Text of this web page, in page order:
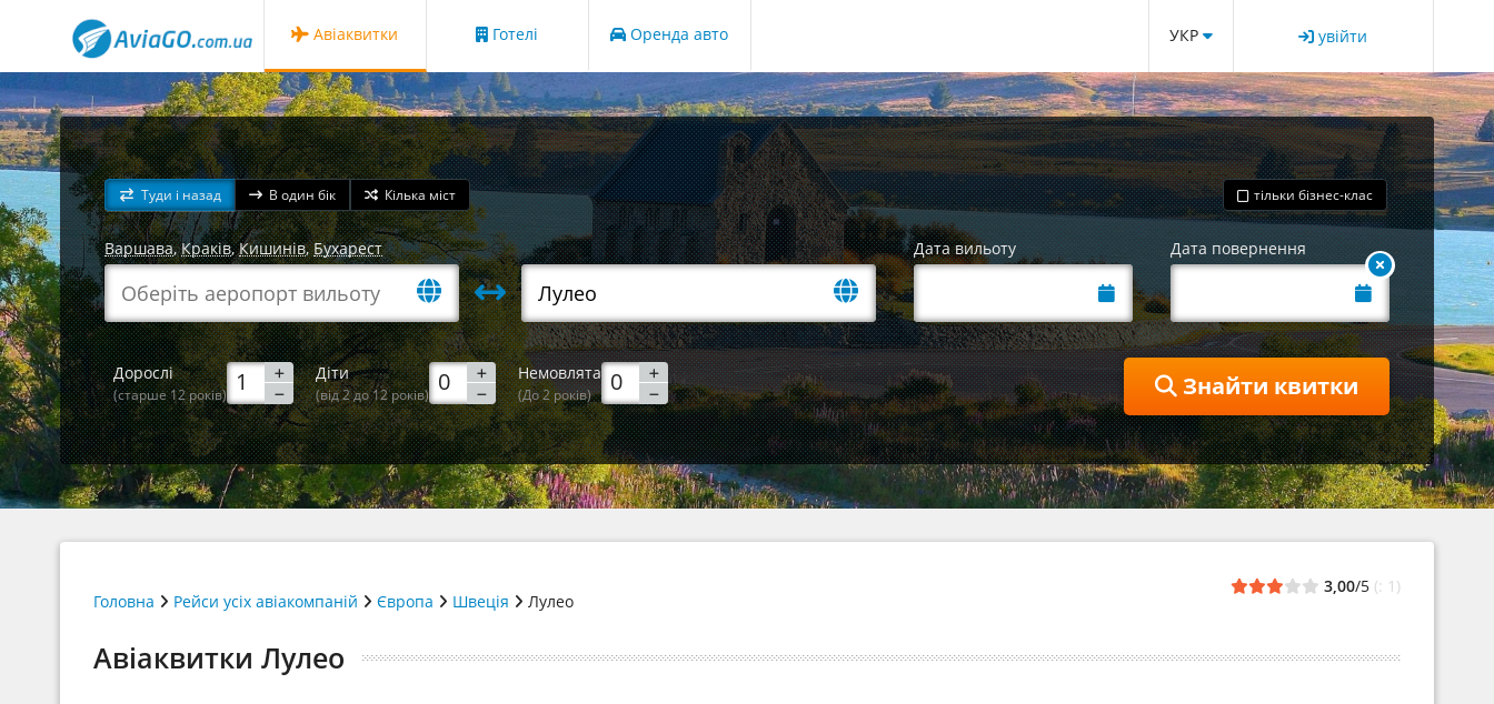
Авіаквитки Готелі Оренда авто УКР увійти
Туди і назад В один бік Кілька міст тільки бізнес-клас
Варшава,Краків,Кишинів,Бухарест Дата вильоту Дата повернення
Дорослі
(старше 12 років)
Діти
(від 2 до 12 років)
Немовлята
(До 2 років) Знайти квитки
Головна Рейси усіх авіакомпаній Європа Швеція Лулео
3,00/5 (: 1)
Авіаквитки Лулео